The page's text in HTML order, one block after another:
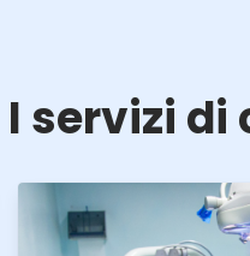
I servizi di